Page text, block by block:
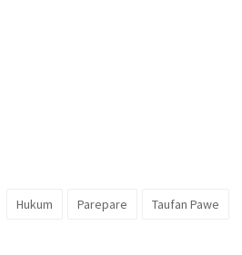
Hukum Parepare Taufan Pawe